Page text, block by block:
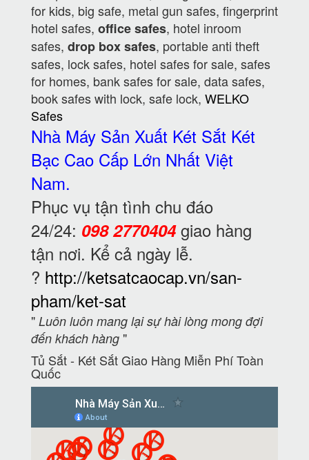
for kids, big safe, metal gun safes, fingerprint
hotel safes, office safes, hotel inroom
safes, drop box safes, portable anti theft
safes, lock safes, hotel safes for sale, safes
for homes, bank safes for sale, data safes,
book safes with lock, safe lock, WELKO
Safes
Nhà Máy Sản Xuất Két Sắt Két
Bạc Cao Cấp Lớn Nhất Việt
Nam.
Phục vụ tận tình chu đáo
24/24: 098 2770404giao hàng
tận nơi. Kể cả ngày lễ.
? http://ketsatcaocap.vn/san-
pham/ket-sat
" Luôn luôn mang lại sự hài lòng mong đợi
đến khách hàng "
Tủ Sắt - Két Sắt Giao Hàng Miễn Phí Toàn
Quốc